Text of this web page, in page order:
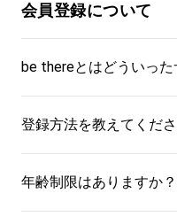
会員登録について
be thereとはどういった
登録方法を教えてくださ
年齢制限はありますか？